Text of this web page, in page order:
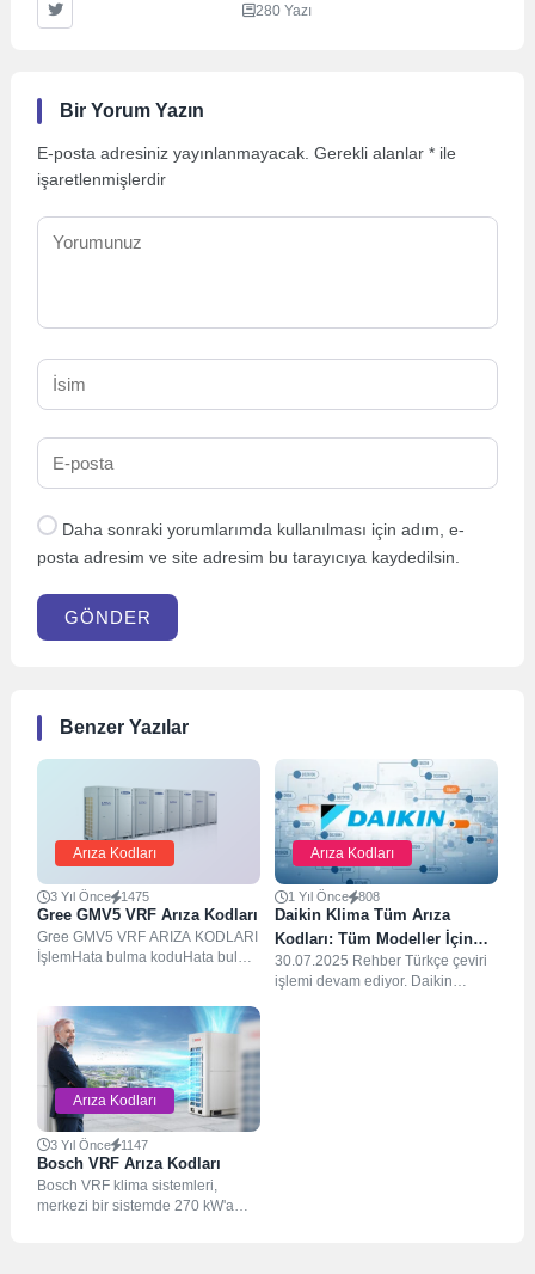
280 Yazı
Bir Yorum Yazın
E-posta adresiniz yayınlanmayacak. Gerekli alanlar* ile
işaretlenmişlerdir
Daha sonraki yorumlarımda kullanılması için adım, e-
posta adresim ve site adresim bu tarayıcıya kaydedilsin.
GÖNDER
Benzer Yazılar
Arıza Kodları
3 Yıl Önce 1475
Gree GMV5 VRF Arıza Kodları
Gree GMV5 VRF ARIZA KODLARI
İşlemHata bulma koduHata bulma
Arıza Kodları
1 Yıl Önce 808
Daikin Klima Tüm Arıza
Kodları: Tüm Modeller İçin
Kapsamlı Rehber (RA, SkyAir,
VRV, PA)
30.07.2025 Rehber Türkçe çeviri
işlemi devam ediyor. Daikin
Arıza Kodları
3 Yıl Önce 1147
Bosch VRF Arıza Kodları
Bosch VRF klima sistemleri,
merkezi bir sistemde 270 kW'a